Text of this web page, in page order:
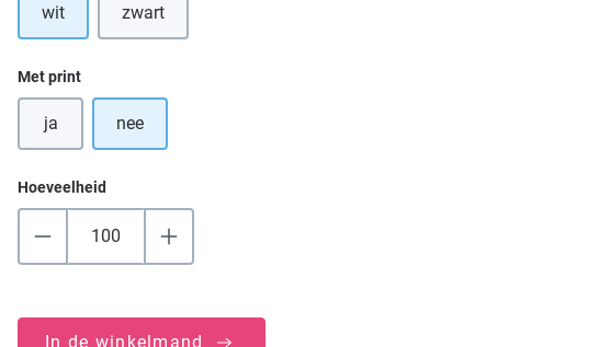
wit zwart(Deze optie is momenteel niet beschikbaar.)
Selecteer
Met print
ja nee
Hoeveelheid
In de winkelmand